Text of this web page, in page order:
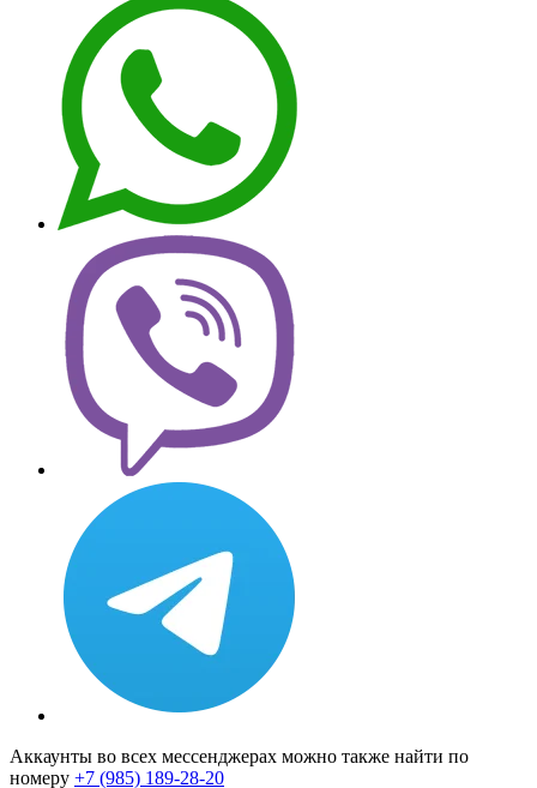
Аккаунты во всех мессенджерах можно также найти по
номеру +7 (985) 189-28-20